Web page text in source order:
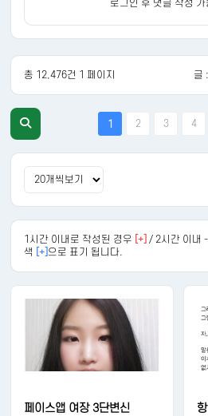
로그인 후 댓글 작성 가
총 12,476건 1 페이지 글
1 2 3 4
1시간 이내로 작성된 경우 [+] / 2시간 이내
색
[+] 으로 표기 됩니다.
페이스앱 여장 3단변신